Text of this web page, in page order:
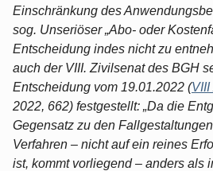
Einschränkung des
sog. Unseriöser „Abo- oder
Entscheidung indes nicht zu
auch der VIII. Zivilsenat des BGH
Entscheidung vom 19.01.2022 (VIII
2022, 662) festgestellt: „Da die
Gegensatz zu den
Verfahren – nicht auf ein reines
ist, kommt vorliegend – anders als